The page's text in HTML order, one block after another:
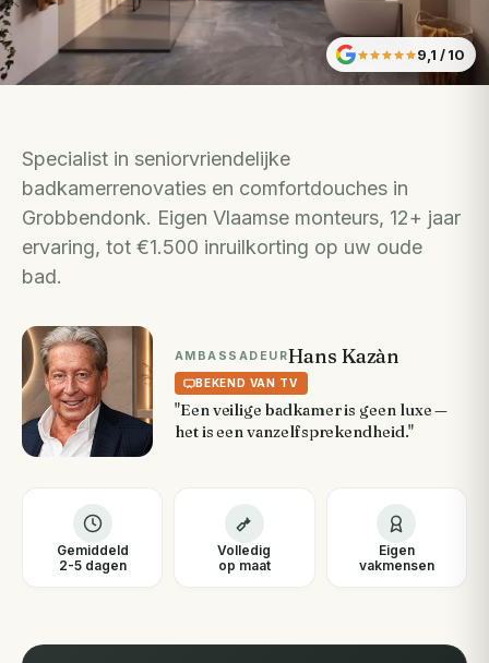
9,1 / 10
Specialist in seniorvriendelijke
badkamerrenovaties en comfortdouches in
Grobbendonk. Eigen Vlaamse monteurs, 12+ jaar
ervaring, tot €1.500 inruilkorting op uw oude
bad.
AMBASSADEURHans Kazàn
BEKEND VAN TV
"Een veilige badkamer is geen luxe —
het is een vanzelfsprekendheid."
Gemiddeld
2-5 dagen
Volledig
op maat
Eigen
vakmensen